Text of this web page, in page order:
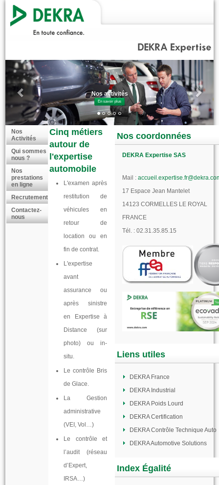
Nos activités
En savoir plus
Nos
Activités
Qui sommes
nous ?
Nos
prestations
en ligne
Recrutement
Contactez-
nous
Cinq métiers
autour de
l'expertise
automobile
L'examen après
restitution de
véhicules en
retour de
location ou en
fin de contrat.
L'expertise
avant
assurance ou
après sinistre
en Expertise à
Distance (sur
photo) ou in-
situ.
Le contrôle Bris
de Glace.
La Gestion
administrative
(VEI, Vol…)
Le contrôle et
l’audit (réseau
d’Expert,
IRSA…)
Nos coordonnées
DEKRA Expertise SAS
Mail :
17 Espace Jean Mantelet
14123 CORMELLES LE ROYAL
FRANCE
Tél. :02.31.35.85.15
Liens utiles
DEKRA France
DEKRA Industrial
DEKRA Poids Lourd
DEKRA Certification
DEKRA Contrôle Technique Auto
DEKRA Automotive Solutions
Index Égalité